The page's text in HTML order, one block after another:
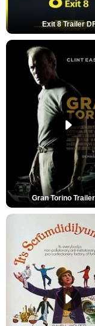
Exit 8 Trailer
Gran Torino